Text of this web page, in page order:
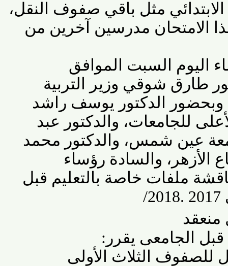
مثل باقي صفوف النقل،
مدرسين آخرين من
السبت الموافق
طارق شوقي وزير التربية
وبحضور الدكتور يوسف راشد
للجامعات، والدكتور عبد
عين شمس، والدكتور محمد
والسادة رؤساء
ملفات خاصة بالتعليم قبل
/2018.
الجامعى يقرر:
الثلاث الأولى